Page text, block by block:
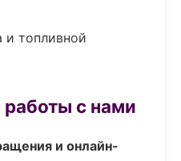
и топливной
с нами
и онлайн-